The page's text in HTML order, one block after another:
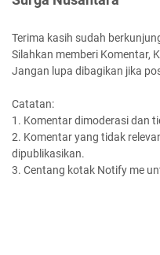
Terima kasih sudah
Silahkan memberi Komentar,
Jangan lupa dibagikan jika
Catatan:
1. Komentar dimoderasi dan
2. Komentar yang tidak
dipublikasikan.
3. Centang kotak Notify me